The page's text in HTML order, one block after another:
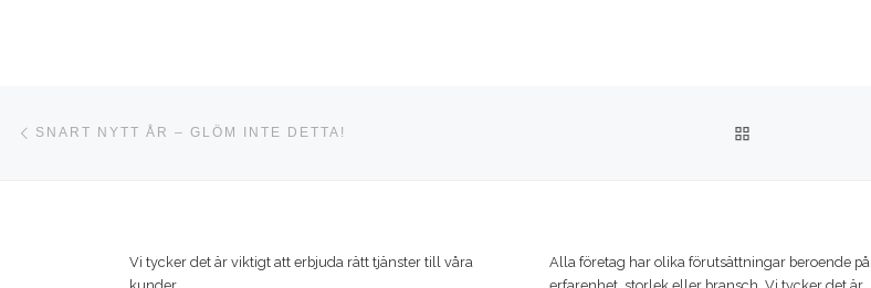
Inläggsnavigering
SNART NYTT ÅR – GLÖM INTE DETTA!
Vi tycker det är viktigt att erbjuda rätt tjänster till våra
Alla företag har olika förutsättningar beroende på